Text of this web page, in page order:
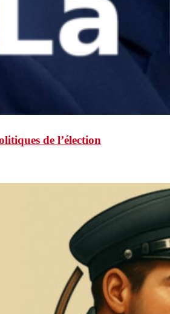
de l’élection